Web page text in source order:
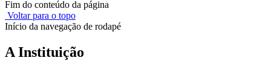
Fim do conteúdo da página
Voltar para o topo
Início da navegação de rodapé
A Instituição